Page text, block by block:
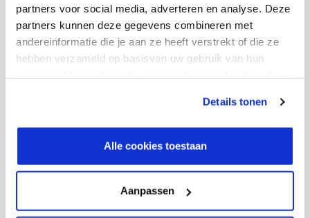
partners voor social media, adverteren en analyse. Deze
partners kunnen deze gegevens combineren met
andereinformatie die je aan ze heeft verstrekt of die ze
hebben verzameld op basisvan uw gebruik van hun
aanpassen via de CO-knop linksonder. Lees meer over
hoe wij jouw gegevensverwerken in onze privacy- en
Details tonen
Alle cookies toestaan
Aanpassen
begeleiding te bieden als dat nodig is.
Adoptie is een samenwerking
implementeren van een nieuwe tool is iets dat u als
organisatie kunt uitbesteden. Maar als het om adoptie
gaat, is het een gedeelde verantwoordelijkheid. Een IT-
partner kan heel goed ondersteunen bij adoptie, maar u
bent samen verantwoordelijk voor het succes.